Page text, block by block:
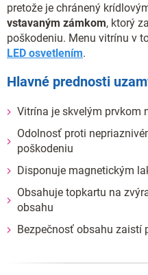
pretože je chránený
vstavaným zámkom, ktorý
poškodeniu. Menu vitrínu v
LED osvetlením.
Hlavné prednosti
Vitrína je skvelým prvkom
Odolnosť proti
poškodeniu
Disponuje magnetickým
Obsahuje topkartu na
obsahu
Bezpečnosť obsahu zaistí